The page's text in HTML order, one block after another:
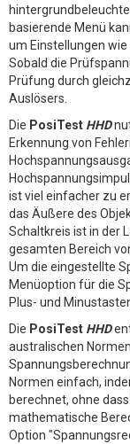
basierende Menü
um Einstellungen
Sobald die
Prüfung durch
Auslösers.
Die PosiTest HHD
Erkennung von
ist viel einfacher zu
das Äußere des
Schaltkreis ist in der
gesamten Bereich
Um die eingestellte
Menüoption für die
Plus- und
Die PosiTest HHD
australischen
Normen einfach,
berechnet, ohne
mathematische
Option